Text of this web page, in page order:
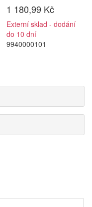
1 180,99 Kč
Externí sklad - dodání
do 10 dní
9940000101